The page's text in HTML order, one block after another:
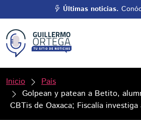
Últimas noticias.
Inicio
País
Golpean y patean a Betito,
CBTis de Oaxaca; Fiscalía investiga